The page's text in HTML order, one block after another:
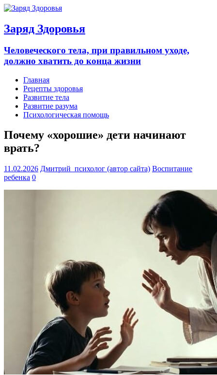
Заряд Здоровья
Человеческого тела, при правильном уходе,
должно хватить до конца жизни
Главная
Рецепты здоровья
Развитие тела
Развитие разума
Психологическая помощь
Почему «хорошие» дети начинают
врать?
11.02.2026 Дмитрий_психолог (автор сайта) Воспитание
ребенка 0